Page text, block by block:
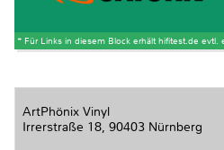
* Für Links in diesem Block erhält hifitest.de evtl.
ArtPhönix Vinyl
Irrerstraße 18, 90403 Nürnberg